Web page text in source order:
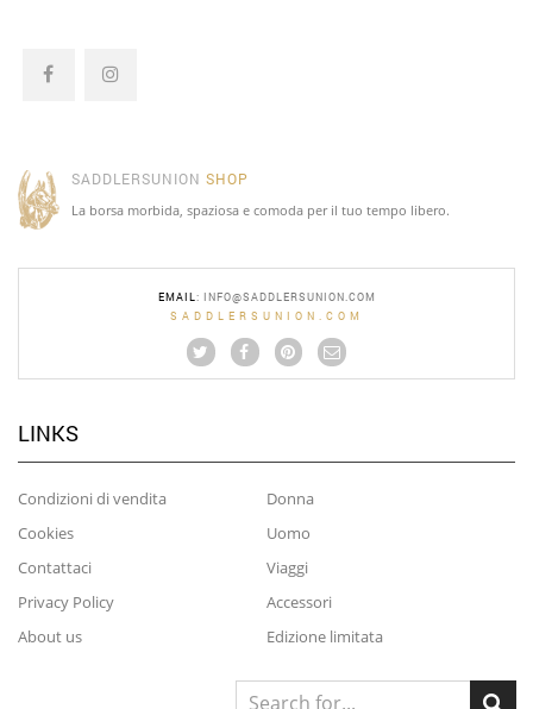
SADDLERSUNION SHOP
La borsa morbida, spaziosa e comoda per il tuo tempo libero.
EMAIL : INFO@SADDLERSUNION.COM
SADDLERSUNION.COM
LINKS
Condizioni di vendita
Cookies
Contattaci
Privacy Policy
About us
Donna
Uomo
Viaggi
Accessori
Edizione limitata